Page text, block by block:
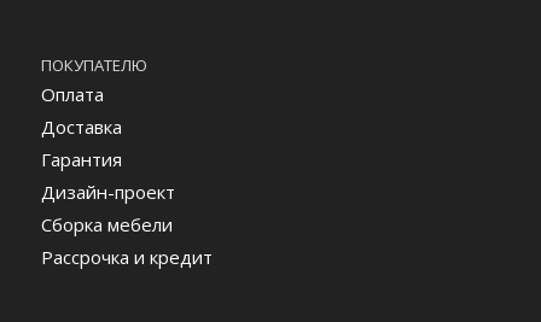
ПОКУПАТЕЛЮ
Оплата
Доставка
Гарантия
Дизайн-проект
Сборка мебели
Рассрочка и кредит